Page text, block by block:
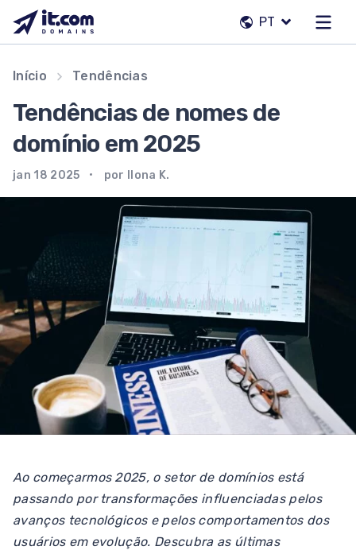
para
o
PT
Nossa equipe
Contatos
Registradores
PT
Início Tendências
Tendências de nomes de
domínio em 2025
jan 18 2025 por Ilona K.
Ao começarmos 2025, o setor de domínios está
passando por transformações influenciadas pelos
avanços tecnológicos e pelos comportamentos dos
usuários em evolução. Descubra as últimas